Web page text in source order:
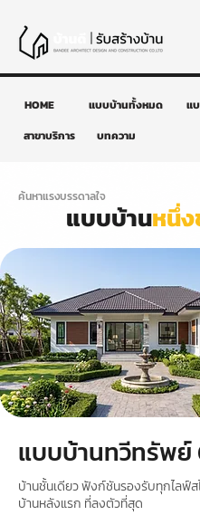
HOME แบบบ้านทั้งหมด
แ
สาขาบริการ
บทความ
ค้นหาแรงบรรดาลใจ
แบบบ้านหนึ่
แบบบ้านทวีทรัพย์
บ้านชั้นเดียว ฟังก์ชันรองรับทุกไลฟ์ส
บ้านหลังแรก ที่ลงตัวที่สุด